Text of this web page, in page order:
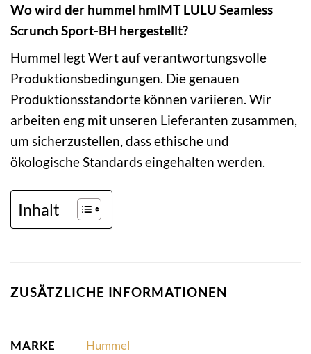
Wo wird der hummel hmlMT LULU Seamless
Scrunch Sport-BH hergestellt?
Hummel legt Wert auf verantwortungsvolle
Produktionsbedingungen. Die genauen
Produktionsstandorte können variieren. Wir
arbeiten eng mit unseren Lieferanten zusammen,
um sicherzustellen, dass ethische und
ökologische Standards eingehalten werden.
Inhalt
ZUSÄTZLICHE INFORMATIONEN
MARKE Hummel